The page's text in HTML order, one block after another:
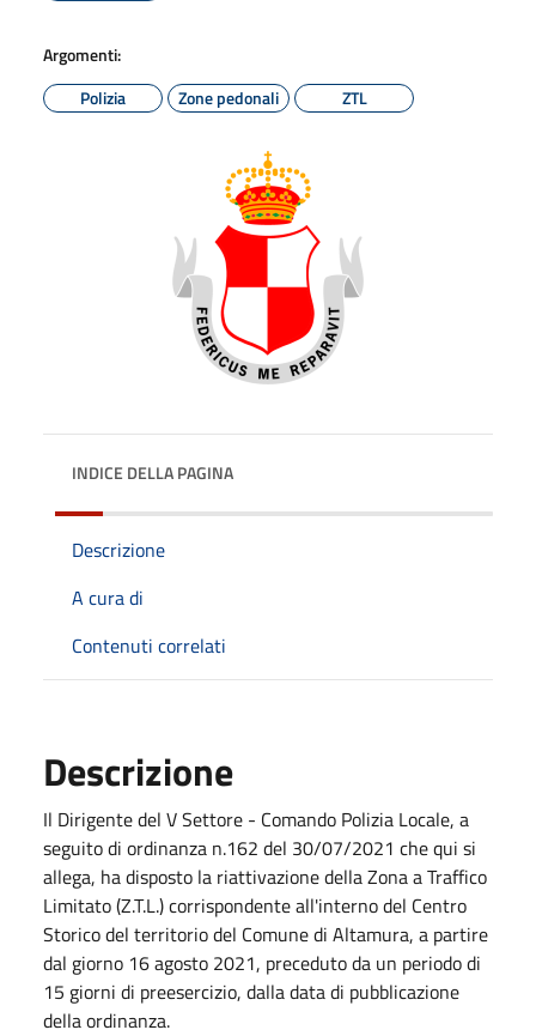
Argomenti:
Polizia
Zone pedonali ZTL
INDICE DELLA PAGINA
Descrizione
A cura di
Contenuti correlati
Descrizione
Il Dirigente del V Settore - Comando Polizia Locale, a
seguito di ordinanza n.162 del 30/07/2021 che qui si
allega, ha disposto la riattivazione della Zona a Traffico
Limitato (Z.T.L.) corrispondente all'interno del Centro
Storico del territorio del Comune di Altamura, a partire
dal giorno 16 agosto 2021, preceduto da un periodo di
15 giorni di preesercizio, dalla data di pubblicazione
della ordinanza.